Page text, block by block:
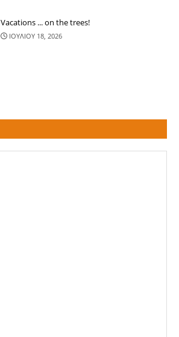
Vacations ... on the trees!
ΙΟΥΛΙΟΥ 18, 2026